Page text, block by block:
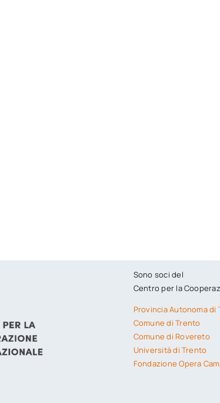
Sono soci del
Centro per la
Provincia Autonoma di
Comune di Trento
Comune di Rovereto
Università di Trento
Fondazione Opera